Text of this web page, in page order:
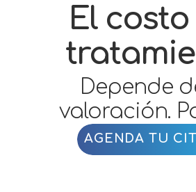
El
Depende
valoración.
AGENDA TU